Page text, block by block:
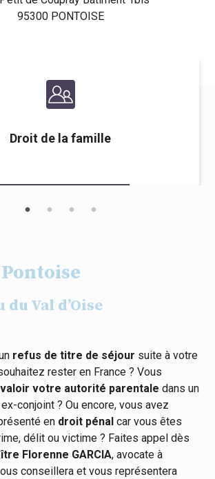
95300 PONTOISE
Droit de la famille
Val d’Oise
refus de titre de séjour suite à votre
rester en France ? Vous
votre autorité parentale dans un
conjoint ? Ou encore, vous avez
en droit pénal car vous êtes
délit ou victime ? Faites appel dès
Florenne GARCIA, avocate à
conseillera et vous représentera